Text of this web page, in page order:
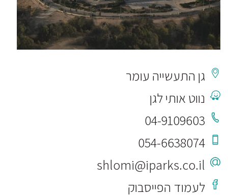
גן התעשייה עומר
נווט אותי לגן
04-9109603
054-6638074
shlomi@iparks.co.il
לעמוד הפייסבוק